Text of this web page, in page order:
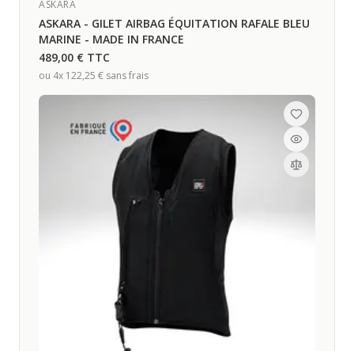
ASKARA
ASKARA - GILET AIRBAG ÉQUITATION RAFALE BLEU
MARINE - MADE IN FRANCE
489,00 € TTC
ou 4x 122,25 € sans frais